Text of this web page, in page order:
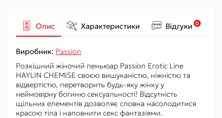
Опис Характеристики Відгуки 0
Виробник: Passion
Розкішний жіночий пеньюар Passion Erotic Line
HAYLIN CHEMISE своєю вишуканістю, ніжністю та
відвертістю, перетворить будь-яку жінку у
неймовірну богиню сексуальності! Відсутність
щільних елементів дозволяє сповна насолодитися
красою тіла і наповнити секс фантазіями.